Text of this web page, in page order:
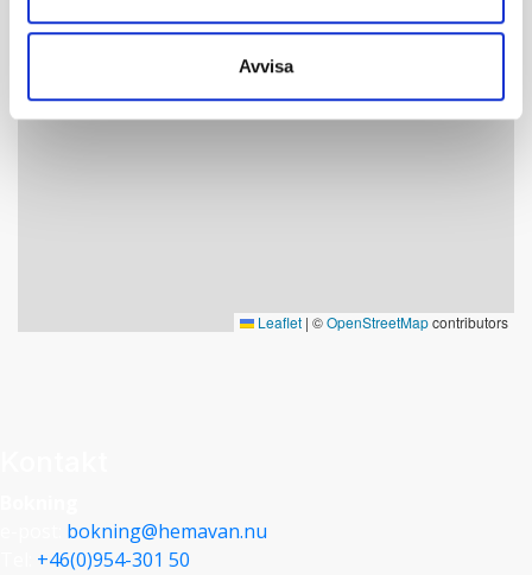
Avvisa
Leaflet | ©OpenStreetMapcontributors
bokning@hemavan.nu
+46(0)954-301 50